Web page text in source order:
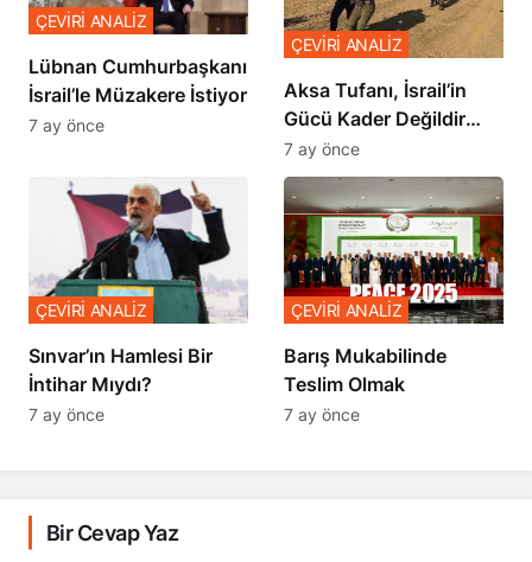
Lübnan Cumhurbaşkanı
İsrail’le Müzakere İstiyor
ÇEVİRİ ANALİZ
7 ay önce
Aksa Tufanı, İsrail’in
Gücü Kader Değildir
Diyor
ÇEVİRİ ANALİZ
7 ay önce
Sınvar’ın Hamlesi Bir
İntihar Mıydı?
ÇEVİRİ ANALİZ
7 ay önce
Barış Mukabilinde
Teslim Olmak
ÇEVİRİ ANALİZ
7 ay önce
Bir Cevap Yaz